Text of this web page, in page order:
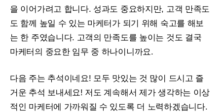
을 이어가려고 합니다. 성과도 중요하지만, 고객 만족도
도 함께 높일 수 있는 마케터가 되기 위해 숙고를 해보
는 한 주였습니다. 고객의 만족도를 높이는 것도 결국
마케터의 중요한 임무 중 하나이니까요.
다음 주는 추석이네요! 모두 맛있는 것 많이 드시고 즐
거운 추석 보내세요! 저도 계속해서 제가 생각하는 이상
적인 마케터에 가까워질 수 있도록 더 노력하겠습니다.